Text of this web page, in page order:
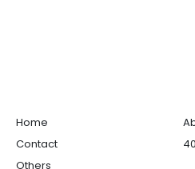
Home
Contact
Others